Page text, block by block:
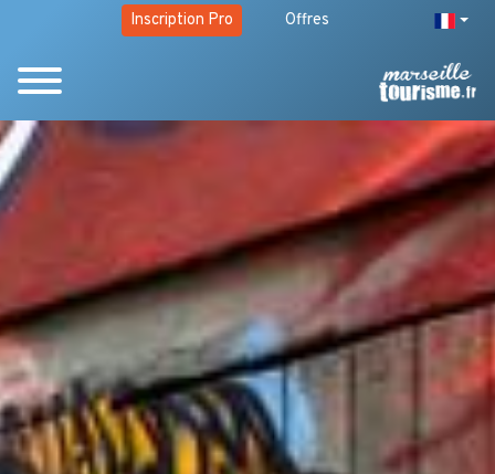
Inscription Pro Offres